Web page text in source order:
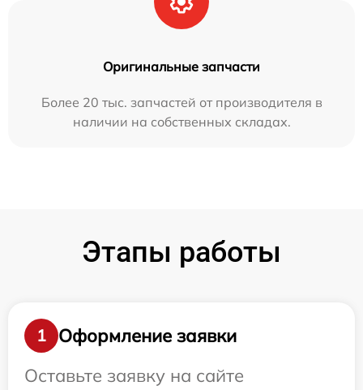
Оригинальные запчасти
Более 20 тыс. запчастей от производителя в
наличии на собственных складах.
Этапы работы
1
Оформление заявки
Оставьте заявку на сайте